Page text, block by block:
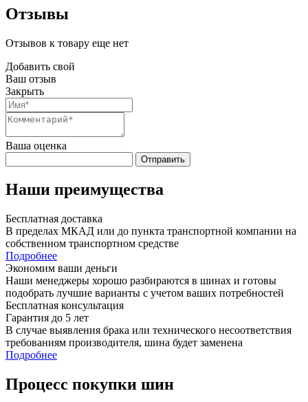
Отзывы
Отзывов к товару еще нет
Добавить свой
Ваш отзыв
Закрыть
Ваша оценка
Отправить
Наши преимущества
Бесплатная доставка
В пределах МКАД или до пункта транспортной компании на
собственном транспортном средстве
Подробнее
Экономим ваши деньги
Наши менеджеры хорошо разбираются в шинах и готовы
подобрать лучшие варианты с учетом ваших потребностей
Бесплатная консультация
Гарантия до 5 лет
В случае выявления брака или технического несоответствия
требованиям производителя, шина будет заменена
Подробнее
Процесс покупки шин